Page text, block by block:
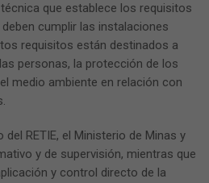
que establece los requisitos
cumplir las instalaciones
requisitos están destinados a
personas, la protección de los
medio ambiente en relación con
RETIE, el Ministerio de Minas y
y de supervisión, mientras que
y control directo de la